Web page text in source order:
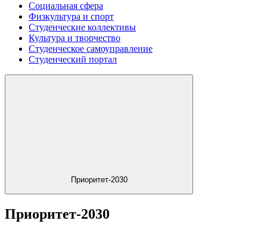
Социальная сфера
Физкультура и спорт
Студенческие коллективы
Культура и творчество
Студенческое самоуправление
Студенческий портал
Приоритет-2030
Приоритет-2030